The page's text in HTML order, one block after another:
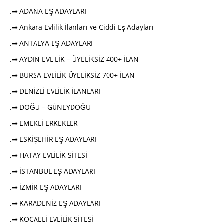
.➡ ADANA EŞ ADAYLARI
.➡ Ankara Evlilik İlanları ve Ciddi Eş Adayları
.➡ ANTALYA EŞ ADAYLARI
.➡ AYDIN EVLİLİK – ÜYELİKSİZ 400+ İLAN
.➡ BURSA EVLİLİK ÜYELİKSİZ 700+ İLAN
.➡ DENİZLİ EVLİLİK İLANLARI
.➡ DOĞU – GÜNEYDOĞU
.➡ EMEKLİ ERKEKLER
.➡ ESKİŞEHİR EŞ ADAYLARI
.➡ HATAY EVLİLİK SİTESİ
.➡ İSTANBUL EŞ ADAYLARI
.➡ İZMİR EŞ ADAYLARI
.➡ KARADENİZ EŞ ADAYLARI
.➡ KOCAELİ EVLİLİK SİTESİ